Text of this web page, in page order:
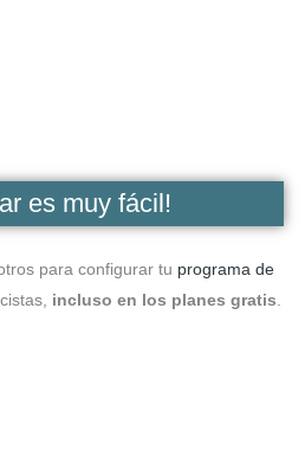
es muy fácil!
para configurar tu programa de
incluso en los planes gratis